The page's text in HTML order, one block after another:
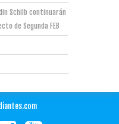
Schilb continuarán
de Segunda FEB